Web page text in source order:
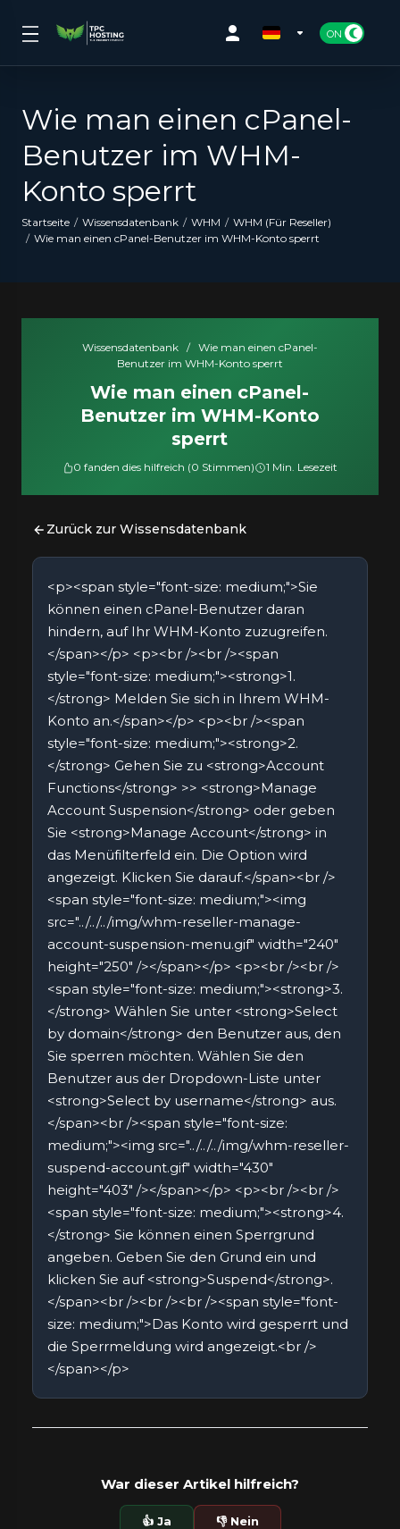
Wie man einen cPanel-
Benutzer im WHM-
Konto sperrt
Startseite Wissensdatenbank WHM
WHM (Für Reseller)
Wie man einen cPanel-Benutzer im WHM-Konto sperrt
Wissensdatenbank /
Wie man einen cPanel-
Benutzer im WHM-Konto sperrt
Wie man einen cPanel-
Benutzer im WHM-Konto
sperrt
0 fanden dies hilfreich (0 Stimmen) 1 Min. Lesezeit
Zurück zur Wissensdatenbank
<p><span style="font-size: medium;">Sie
können einen cPanel-Benutzer daran
hindern, auf Ihr WHM-Konto zuzugreifen.
</span></p> <p><br /><br /><span
style="font-size: medium;"><strong>1.
</strong> Melden Sie sich in Ihrem WHM-
Konto an.</span></p> <p><br /><span
style="font-size: medium;"><strong>2.
</strong> Gehen Sie zu <strong>Account
Functions</strong> >> <strong>Manage
Account Suspension</strong> oder geben
Sie <strong>Manage Account</strong> in
das Menüfilterfeld ein. Die Option wird
angezeigt. Klicken Sie darauf.</span><br />
<span style="font-size: medium;"><img
src="../../../img/whm-reseller-manage-
account-suspension-menu.gif" width="240"
height="250" /></span></p> <p><br /><br />
<span style="font-size: medium;"><strong>3.
</strong> Wählen Sie unter <strong>Select
by domain</strong> den Benutzer aus, den
Sie sperren möchten. Wählen Sie den
Benutzer aus der Dropdown-Liste unter
<strong>Select by username</strong> aus.
</span><br /><span style="font-size:
medium;"><img src="../../../img/whm-reseller-
suspend-account.gif" width="430"
height="403" /></span></p> <p><br /><br />
<span style="font-size: medium;"><strong>4.
</strong> Sie können einen Sperrgrund
angeben. Geben Sie den Grund ein und
klicken Sie auf <strong>Suspend</strong>.
</span><br /><br /><br /><span style="font-
size: medium;">Das Konto wird gesperrt und
die Sperrmeldung wird angezeigt.<br />
</span></p>
War dieser Artikel hilfreich?
👍 Ja 👎 Nein